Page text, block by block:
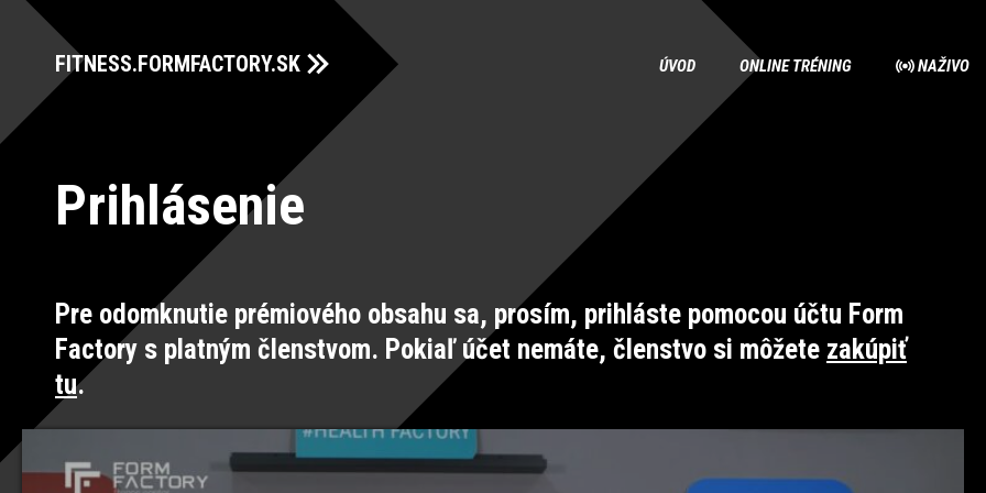
FITNESS.FORMFACTORY.SK ÚVOD ONLINE TRÉNING NAŽIVO
Prihlásenie
Pre odomknutie prémiového obsahu sa, prosím, prihláste pomocou účtu Form
Factory s platným členstvom. Pokiaľ účet nemáte, členstvo si môžete zakúpiť
tu.